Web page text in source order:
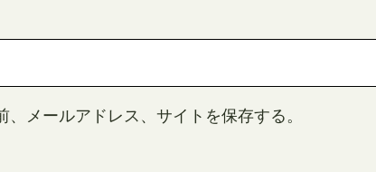
メールアドレス、サイトを保存する。